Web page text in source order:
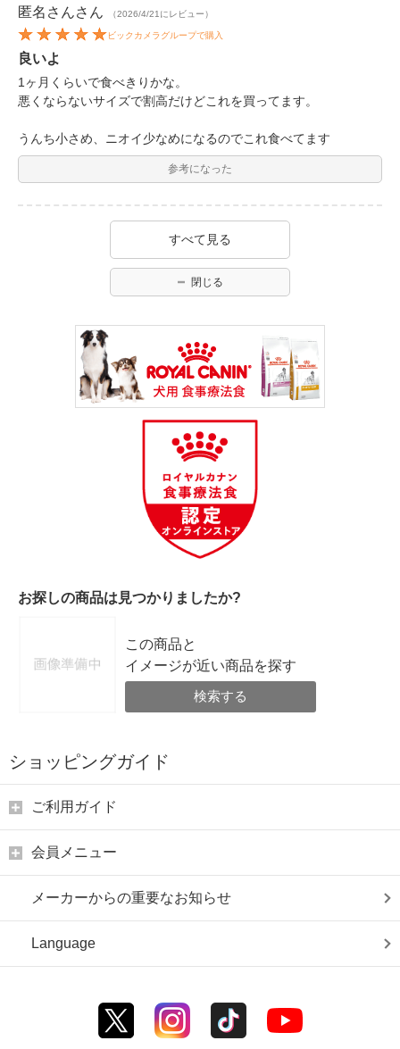
匿名さんさん （2026/4/21にレビュー）
ビックカメラグループで購入
良いよ
1ヶ月くらいで食べきりかな。
悪くならないサイズで割高だけどこれを買ってます。
うんち小さめ、ニオイ少なめになるのでこれ食べてます
参考になった
すべて見る
閉じる
お探しの商品は見つかりましたか?
この商品と
イメージが近い商品を探す
検索する
ショッピングガイド
ご利用ガイド
会員メニュー
メーカーからの重要なお知らせ
Language